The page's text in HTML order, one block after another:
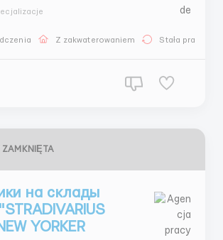
- Более 70000 тысяч
Z zakwaterowaniem Stała praca
ZAMKNIĘTA
на склады
YORKER